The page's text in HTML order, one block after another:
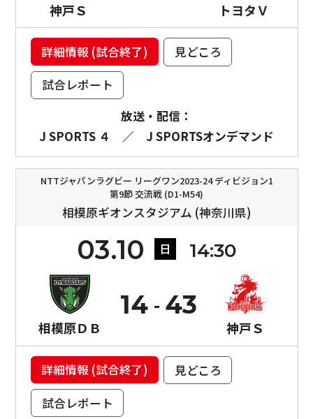
神戸Ｓ トヨタＶ
詳細情報 (試合終了)
見どころ
試合レポート
放送・配信：
J SPORTS ４
／ J SPORTSオンデマンド
NTTジャパンラグビー リーグワン2023-24 ディビジョン1
第9節 交流戦 (D1-M54)
相模原ギオンスタジアム (神奈川県)
03.10 日 14:30
相模原ＤＢ
14
神戸Ｓ
43
詳細情報 (試合終了)
見どころ
試合レポート